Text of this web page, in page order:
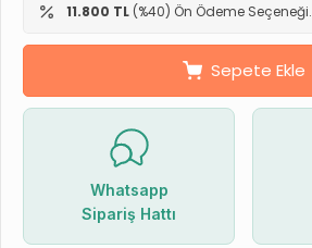
11.800 TL (%40) Ön Ödeme Seçeneği.
Sepete Ekle
Whatsapp
Sipariş Hattı